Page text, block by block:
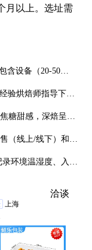
月以上。选址需
含设备（20-50
）。商业级烘焙坊
验烘焙师指导下实
升的关键，通常需
糖甜感，深焙呈现
选择需考虑冲煮方
（线上/线下）和烘
、设备销售和空间
录环境温湿度、入豆
机器保养。建议保
洽谈
上海